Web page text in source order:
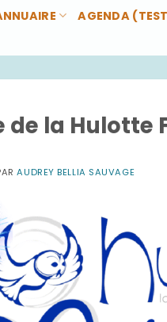
AGENDA
la Hulotte
AUDREY BELLIA SAUVAGE